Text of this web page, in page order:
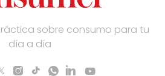
sobre consumo para tu
día a día